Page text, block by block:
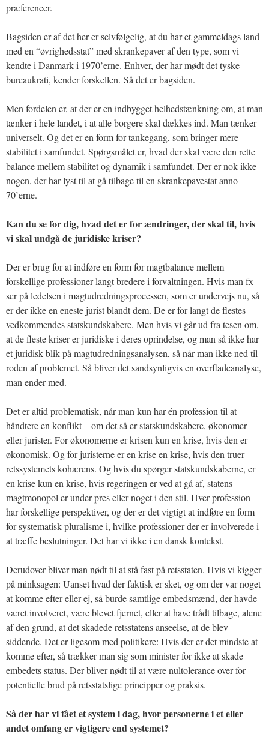
præferencer.
Bagsiden er af det her er selvfølgelig, at du har et gammeldags land
med en “øvrighedsstat” med skrankepaver af den type, som vi
kendte i Danmark i 1970’erne. Enhver, der har mødt det tyske
bureaukrati, kender forskellen. Så det er bagsiden.
Men fordelen er, at der er en indbygget helhedstænkning om, at man
tænker i hele landet, i at alle borgere skal dækkes ind. Man tænker
universelt. Og det er en form for tankegang, som bringer mere
stabilitet i samfundet. Spørgsmålet er, hvad der skal være den rette
balance mellem stabilitet og dynamik i samfundet. Der er nok ikke
nogen, der har lyst til at gå tilbage til en skrankepavestat anno
70’erne.
Kan du se for dig, hvad det er for ændringer, der skal til, hvis
vi skal undgå de juridiske kriser?
Der er brug for at indføre en form for magtbalance mellem
forskellige professioner langt bredere i forvaltningen. Hvis man fx
ser på ledelsen i magtudredningsprocessen, som er undervejs nu, så
er der ikke en eneste jurist blandt dem. De er for langt de flestes
vedkommendes statskundskabere. Men hvis vi går ud fra tesen om,
at de fleste kriser er juridiske i deres oprindelse, og man så ikke har
et juridisk blik på magtudredningsanalysen, så når man ikke ned til
roden af problemet. Så bliver det sandsynligvis en overfladeanalyse,
man ender med.
Det er altid problematisk, når man kun har én profession til at
håndtere en konflikt – om det så er statskundskabere, økonomer
eller jurister. For økonomerne er krisen kun en krise, hvis den er
økonomisk. Og for juristerne er en krise en krise, hvis den truer
retssystemets kohærens. Og hvis du spørger statskundskaberne, er
en krise kun en krise, hvis regeringen er ved at gå af, statens
magtmonopol er under pres eller noget i den stil. Hver profession
har forskellige perspektiver, og der er det vigtigt at indføre en form
for systematisk pluralisme i, hvilke professioner der er involverede i
at træffe beslutninger. Det har vi ikke i en dansk kontekst.
Derudover bliver man nødt til at stå fast på retsstaten. Hvis vi kigger
på minksagen: Uanset hvad der faktisk er sket, og om der var noget
at komme efter eller ej, så burde samtlige embedsmænd, der havde
været involveret, være blevet fjernet, eller at have trådt tilbage, alene
af den grund, at det skadede retsstatens anseelse, at de blev
siddende. Det er ligesom med politikere: Hvis der er det mindste at
komme efter, så trækker man sig som minister for ikke at skade
embedets status. Der bliver nødt til at være nultolerance over for
potentielle brud på retsstatslige principper og praksis.
Så der har vi fået et system i dag, hvor personerne i et eller
andet omfang er vigtigere end systemet?